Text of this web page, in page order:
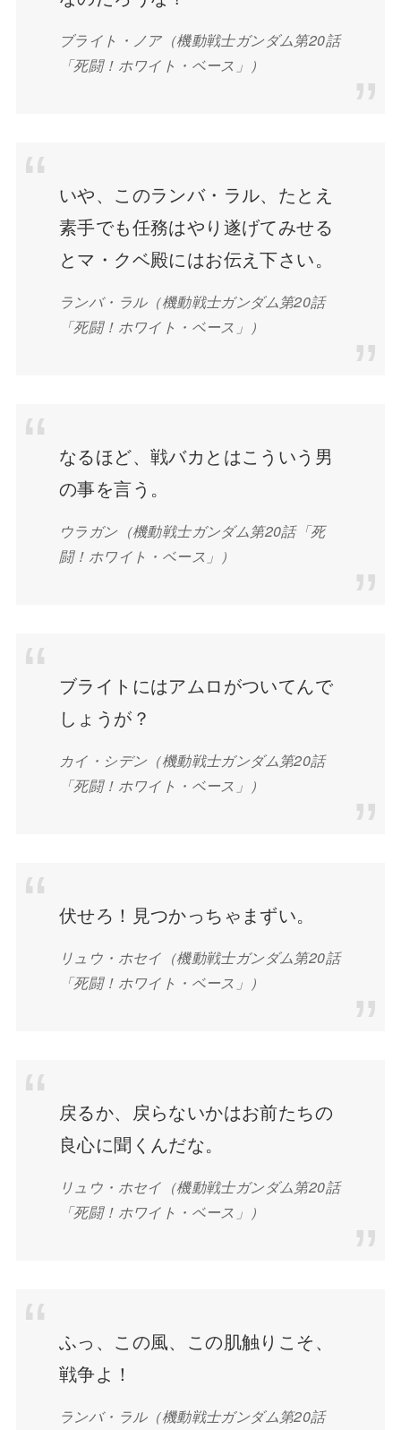
ブライト・ノア（機動戦士ガンダム第20話
「死闘！ホワイト・ベース」）
いや、このランバ・ラル、たとえ
素手でも任務はやり遂げてみせる
とマ・クベ殿にはお伝え下さい。
ランバ・ラル（機動戦士ガンダム第20話
「死闘！ホワイト・ベース」）
なるほど、戦バカとはこういう男
の事を言う。
ウラガン（機動戦士ガンダム第20話「死
闘！ホワイト・ベース」）
ブライトにはアムロがついてんで
しょうが？
カイ・シデン（機動戦士ガンダム第20話
「死闘！ホワイト・ベース」）
伏せろ！見つかっちゃまずい。
リュウ・ホセイ（機動戦士ガンダム第20話
「死闘！ホワイト・ベース」）
戻るか、戻らないかはお前たちの
良心に聞くんだな。
リュウ・ホセイ（機動戦士ガンダム第20話
「死闘！ホワイト・ベース」）
ふっ、この風、この肌触りこそ、
戦争よ！
ランバ・ラル（機動戦士ガンダム第20話